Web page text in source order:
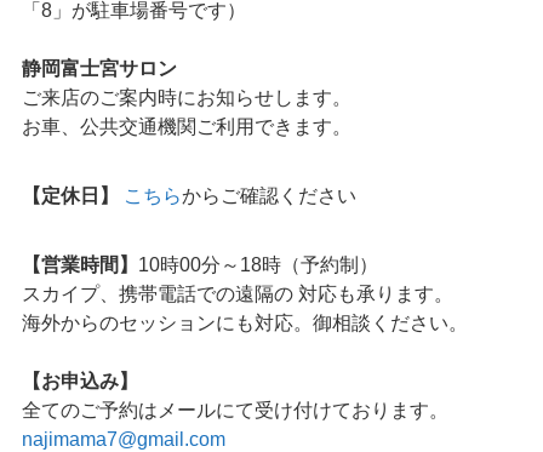
「8」が駐車場番号です）
静岡富士宮サロン
ご来店のご案内時にお知らせします。
お車、公共交通機関ご利用できます。
【定休日】 こちらからご確認ください
【営業時間】 10時00分～18時（予約制）
スカイプ、携帯電話での遠隔の 対応も承ります。
海外からのセッションにも対応。御相談ください。
【お申込み】
全てのご予約はメールにて受け付けております。
najimama7@gmail.com